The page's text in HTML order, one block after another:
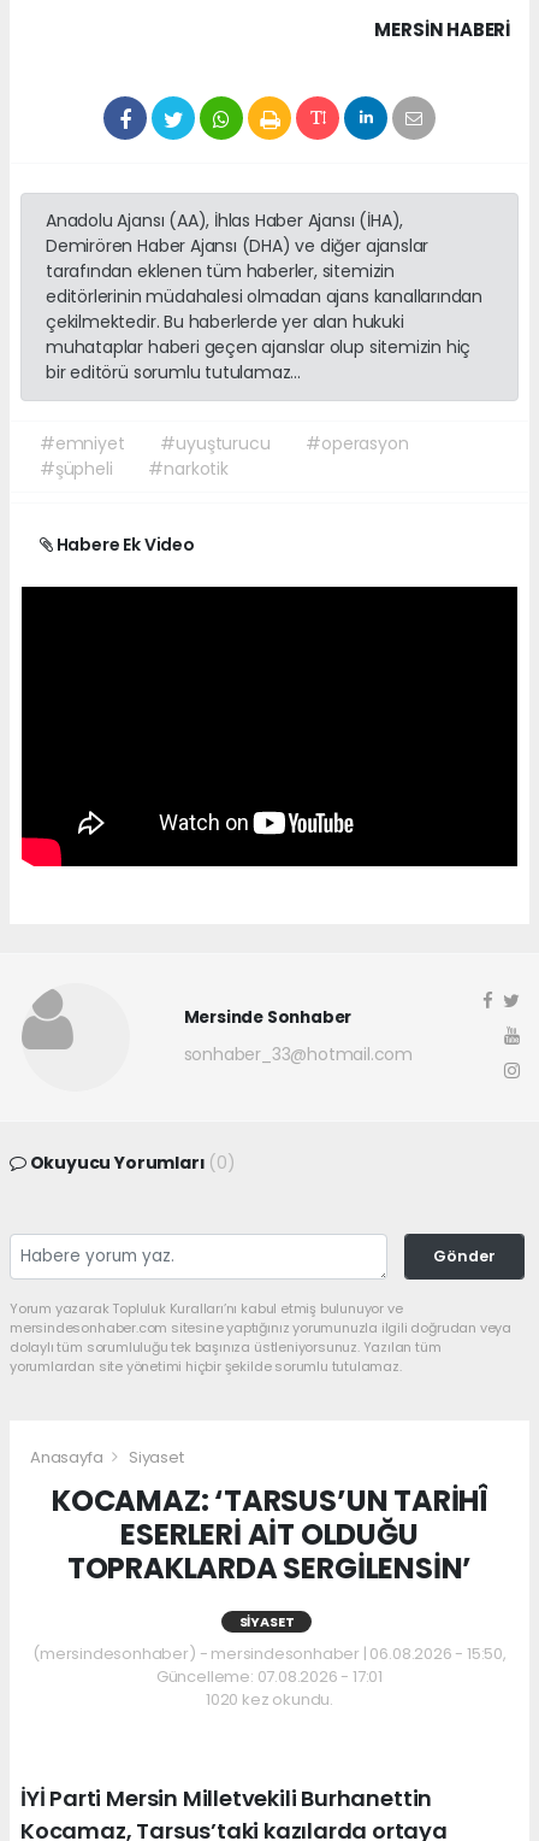
MERSIN HABERİ
Anadolu Ajansı (AA), İhlas Haber Ajansı (İHA),
Demirören Haber Ajansı (DHA) ve diğer ajanslar
tarafından eklenen tüm haberler, sitemizin
editörlerinin müdahalesi olmadan ajans kanallarından
çekilmektedir. Bu haberlerde yer alan hukuki
muhataplar haberi geçen ajanslar olup sitemizin hiç
bir editörü sorumlu tutulamaz...
#emniyet #uyuşturucu
#operasyon
#şüpheli
#narkotik
Habere Ek Video
Mersinde Sonhaber
sonhaber_33@hotmail.com
Okuyucu Yorumları (0)
Gönder
Yorum yazarak Topluluk Kuralları’nı kabul etmiş bulunuyor ve
mersindesonhaber.com sitesine yaptığınız yorumunuzla ilgili doğrudan veya
dolaylı tüm sorumluluğu tek başınıza üstleniyorsunuz. Yazılan tüm
yorumlardan site yönetimi hiçbir şekilde sorumlu tutulamaz.
Anasayfa Siyaset
KOCAMAZ: ‘TARSUS’UN TARİHÎ
ESERLERİ AİT OLDUĞU
TOPRAKLARDA SERGİLENSİN’
SIYASET
(mersindesonhaber) - mersindesonhaber | 06.08.2026 - 15:50,
Güncelleme: 07.08.2026 - 17:01
1020 kez okundu.
İYİ Parti Mersin Milletvekili Burhanettin
Kocamaz, Tarsus’taki kazılarda ortaya